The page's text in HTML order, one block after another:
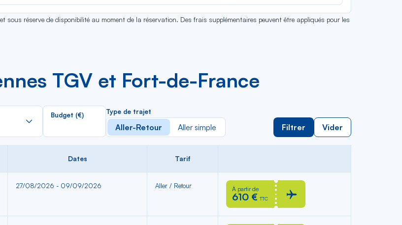
réserve de disponibilité au moment de la réservation. Des frais supplémentaires peuvent être appliqués pour les
TGV et Fort-de-France
Rechercher
la
Budget (€) Type de trajet
Aller-Retour Aller simple Filtrer Vider
Dates Tarif
27/08/2026 - 09/09/2026 Aller / Retour À partir de
610 € TTC